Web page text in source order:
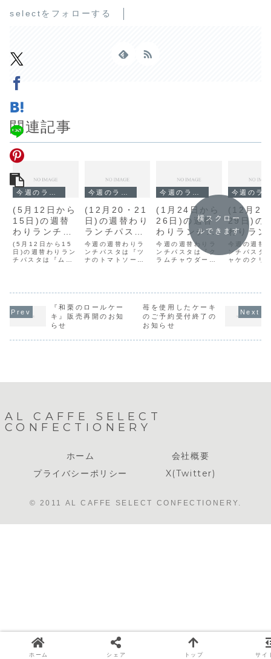
selectをフォローする
関連記事
(5月12日から
15日)の週替
わりランチパ
スタは『ムキ
アサリのクラ
ムチャウダー
(5月12日から15
日)の週替わりラン
チパスタは『ムキ
(12月20・21
日)の週替わり
ランチパスタ
は『ツナのト
マトソース』
です。
今週の週替わりラ
ンチパスタは『ツ
ナのトマトソー
(1月24日から
26日)の週替
わりランチパ
スタは『クラ
ムチャウダー
風』です。
今週の週替わりラ
ンチパスタは『ク
ラムチャウダー
(12月28
29日)の
わりラン
スタは『
ケのクリ
ソース』
今週の週替
ンチパスタ
ャケのクリ
横スクロー
ルできます
『和栗のロールケー
キ』販売再開のお知
らせ
苺を使用したケーキ
のご予約受付終了の
お知らせ
AL CAFFE SELECT
CONFECTIONERY
ホーム
会社概要
プライバシーポリシー
X(Twitter)
© 2011 AL CAFFE SELECT CONFECTIONERY.
ホーム シェア トップ サイ